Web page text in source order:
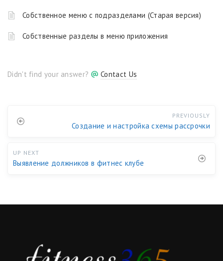
Собственное меню с подразделами (Старая версия)
Собственные разделы в меню приложения
Didn't find your answer? Contact Us
PREVIOUSLY
Создание и настройка схемы рассрочки
UP NEXT
Выявление должников в фитнес клубе